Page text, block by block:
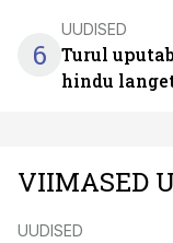
6
UUDISED
Turul
hindu
VIIMASED
UUDISED